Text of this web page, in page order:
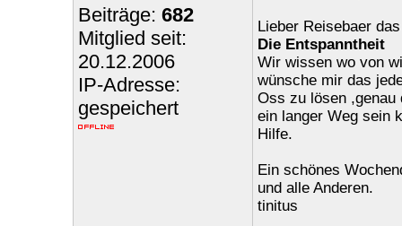
Beiträge: 682
Mitglied seit:
20.12.2006
IP-Adresse:
gespeichert
Lieber Reisebaer
Die Entspanntheit
Wir wissen wo von
wünsche mir das
Oss zu lösen ,genau
ein langer Weg sein
Hilfe.
Ein schönes
und alle Anderen.
tinitus